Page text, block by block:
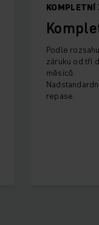
KOMPLETNÍ
Podle
záruku od tří
měsíců.
repase.